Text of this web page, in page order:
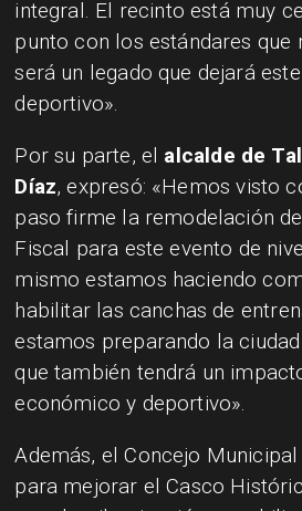
integral. El recinto está muy
punto con los estándares que
será un legado que dejará
deportivo».
Por su parte, el alcalde de
Díaz, expresó: «Hemos visto
paso firme la remodelación
Fiscal para este evento de
mismo estamos haciendo
habilitar las canchas de
estamos preparando la
que también tendrá un
económico y deportivo».
Además, el Concejo
para mejorar el Casco